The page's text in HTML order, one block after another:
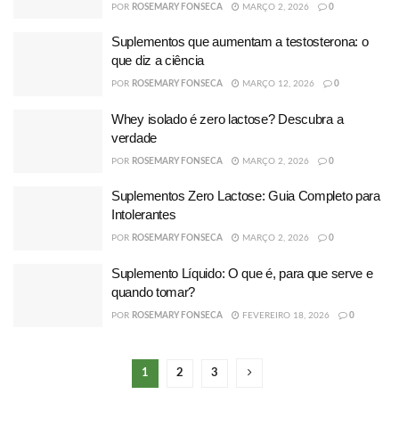
POR ROSEMARY FONSECA MARÇO 2, 2026 0
Suplementos que aumentam a testosterona: o
que diz a ciência
POR ROSEMARY FONSECA MARÇO 12, 2026 0
Whey isolado é zero lactose? Descubra a
verdade
POR ROSEMARY FONSECA MARÇO 2, 2026 0
Suplementos Zero Lactose: Guia Completo para
Intolerantes
POR ROSEMARY FONSECA MARÇO 2, 2026 0
Suplemento Líquido: O que é, para que serve e
quando tomar?
POR ROSEMARY FONSECA FEVEREIRO 18, 2026 0
1 2 3